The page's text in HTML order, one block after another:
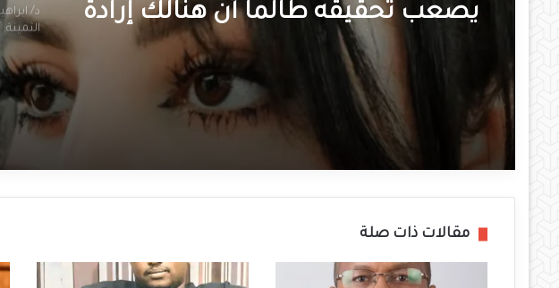
يصعب تحقيقه طالما أن هنالك إرادة
ومقاومة شعبية
د/
الثمينة:
مقالات ذات صلة